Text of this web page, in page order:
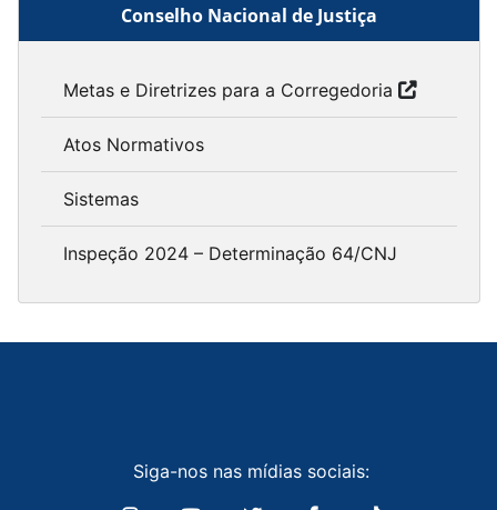
Conselho Nacional de Justiça
Metas e Diretrizes para a Corregedoria
Atos Normativos
Sistemas
Inspeção 2024 – Determinação 64/CNJ
Siga-nos nas mídias sociais: